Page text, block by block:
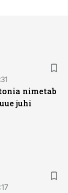
nimetab
juhi